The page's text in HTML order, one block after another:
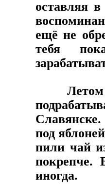
оставляя
ещё не
тебя
Летом
под
пили чай
покрепче.
иногда.